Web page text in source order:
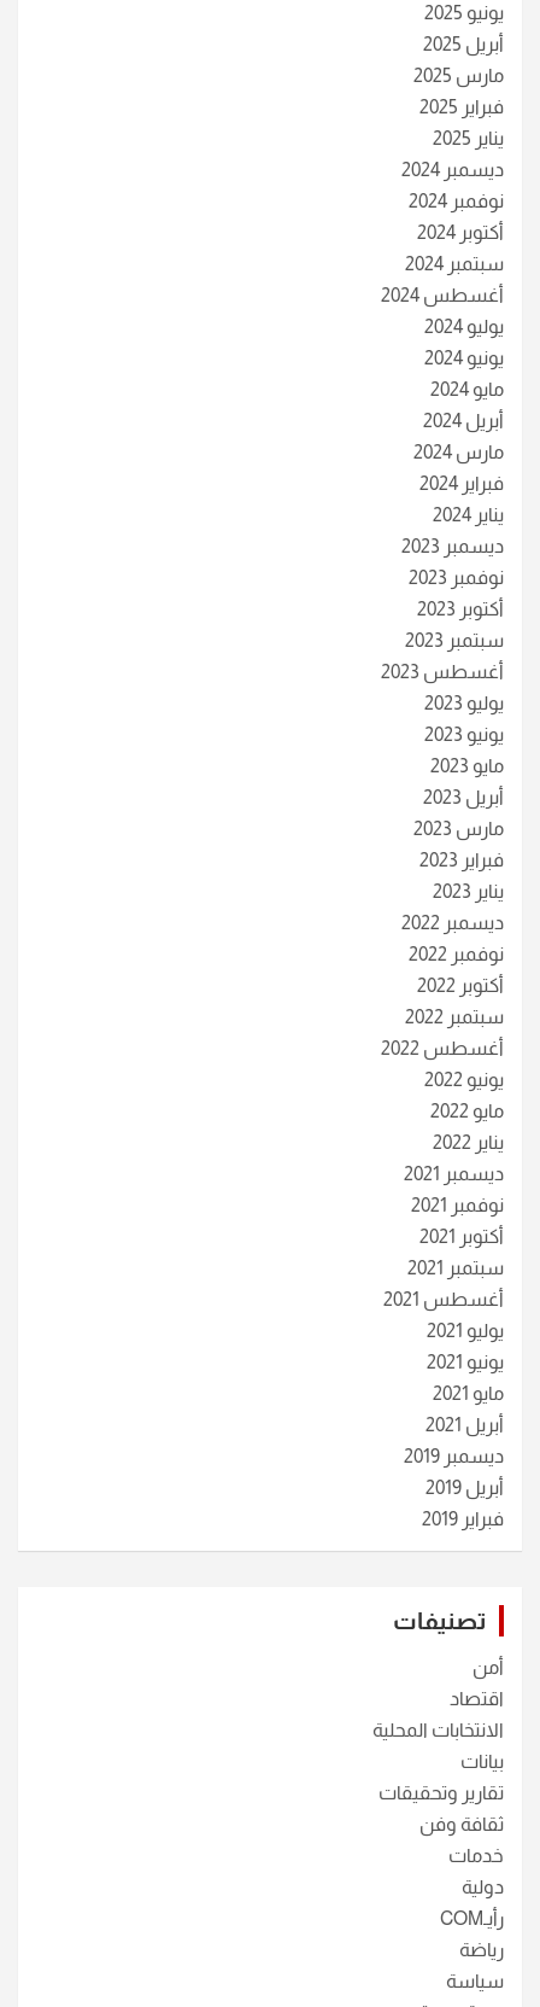
يونيو 2025
أبريل 2025
مارس 2025
فبراير 2025
يناير 2025
ديسمبر 2024
نوفمبر 2024
أكتوبر 2024
سبتمبر 2024
أغسطس 2024
يوليو 2024
يونيو 2024
مايو 2024
أبريل 2024
مارس 2024
فبراير 2024
يناير 2024
ديسمبر 2023
نوفمبر 2023
أكتوبر 2023
سبتمبر 2023
أغسطس 2023
يوليو 2023
يونيو 2023
مايو 2023
أبريل 2023
مارس 2023
فبراير 2023
يناير 2023
ديسمبر 2022
نوفمبر 2022
أكتوبر 2022
سبتمبر 2022
أغسطس 2022
يونيو 2022
مايو 2022
يناير 2022
ديسمبر 2021
نوفمبر 2021
أكتوبر 2021
سبتمبر 2021
أغسطس 2021
يوليو 2021
يونيو 2021
مايو 2021
أبريل 2021
ديسمبر 2019
أبريل 2019
فبراير 2019
تصنيفات
أمن
اقتصاد
الانتخابات المحلية
بيانات
تقارير وتحقيقات
ثقافة وفن
خدمات
دولية
رأيـCOM
رياضة
سياسة